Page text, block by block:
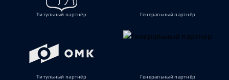
Титульный партнёр Генеральный партнёр
Титульный партнёр Генеральный партнёр